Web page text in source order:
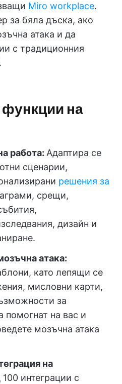
Miro workplace.
за бяла дъска, ако
атака и да
с традиционния
на
работа: Адаптира се
сценарии,
решения за
срещи,
дизайн и
атака:
като лепящи се
мисловни карти,
за
помогнат на вас и
мозъчна атака
на
100 интеграции с